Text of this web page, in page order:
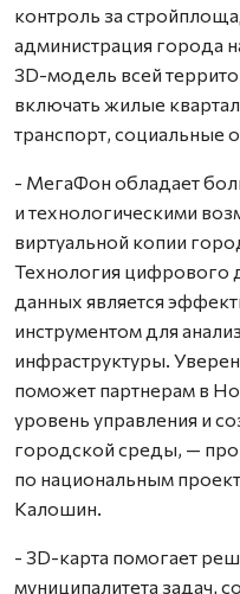
контроль за
администрация города
3D-модель всей
включать жилые
транспорт, социальные
- МегаФон обладает
и технологическими
виртуальной копии
Технология цифрового
данных является
инструментом для
инфраструктуры.
поможет партнерам в
уровень управления и
городской среды, —
по национальным
Калошин.
- 3D-карта помогает
муниципалитета задач,